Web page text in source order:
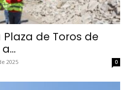
de Toros de
2025 0